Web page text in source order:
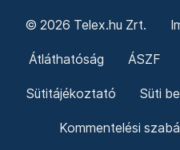
© 2026 Telex.hu Zrt.
Átláthatóság ÁSZF
Sütitájékoztató Süti
Kommentelési